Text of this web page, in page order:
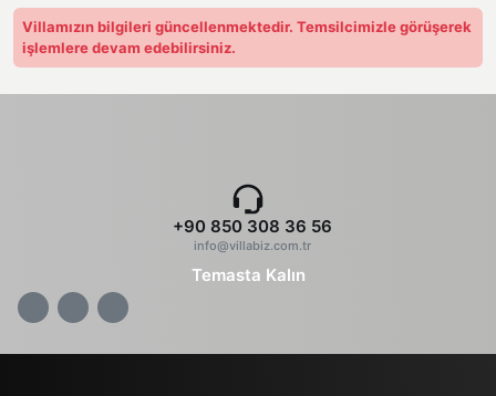
Villamızın bilgileri güncellenmektedir. Temsilcimizle görüşerek
işlemlere devam edebilirsiniz.
+90 850 308 36 56
info@villabiz.com.tr
Temasta Kalın